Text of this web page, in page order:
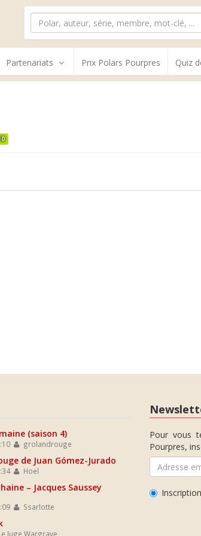
Partenariats Prix Polars Pourpres Quiz
(saison 4)
grolandrouge
de Juan Gómez-Jurado
Hoel
– Jacques Saussey
Ssarlotte
Juge Wargrave
Pour vous
Pourpres,
Inscription